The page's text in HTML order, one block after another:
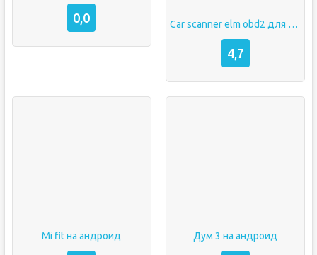
0,0 Car scanner elm obd2 для андроид
4,7
Mi fit на андроид Дум 3 на андроид